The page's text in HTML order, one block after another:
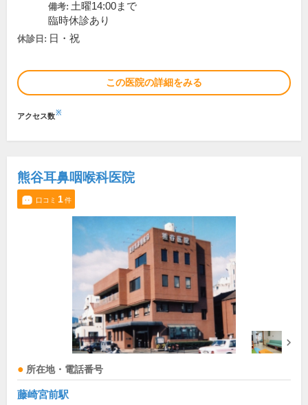
備考: 土曜14:00まで
臨時休診あり
休診日: 日・祝
この医院の詳細をみる
アクセス数※
熊谷耳鼻咽喉科医院
口コミ 1件
所在地・電話番号
藤崎宮前駅